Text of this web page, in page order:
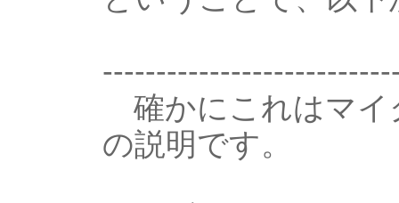
確かにこれはマイ
の説明です。